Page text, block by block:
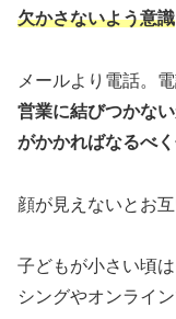
欠かさないよう意識
メールより電話。
営業に結びつかな
がかかればなるべ
顔が見えないとお
子どもが小さい頃
シングやオンライ